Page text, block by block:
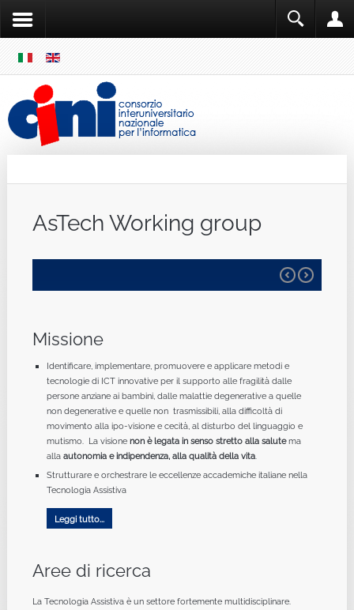
MENU
AsTech Working group
Missione
Identificare, implementare, promuovere e applicare metodi e
tecnologie di ICT innovative per il supporto alle fragilità dalle
persone anziane ai bambini, dalle malattie degenerative a quelle
non degenerative e quelle non trasmissibili, alla difficoltà di
movimento alla ipo-visione e cecità, al disturbo del linguaggio e
mutismo. La visione non è legata in senso stretto alla salutema
alla autonomia e indipendenza, alla qualità della vita.
Strutturare e orchestrare le eccellenze accademiche italiane nella
Tecnologia Assistiva
Leggi tutto...
Aree di ricerca
La Tecnologia Assistiva è un settore fortemente multidisciplinare.